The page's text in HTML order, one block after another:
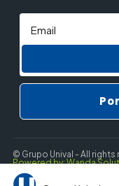
© Grupo Unival - All rights
Powered by: Wanda